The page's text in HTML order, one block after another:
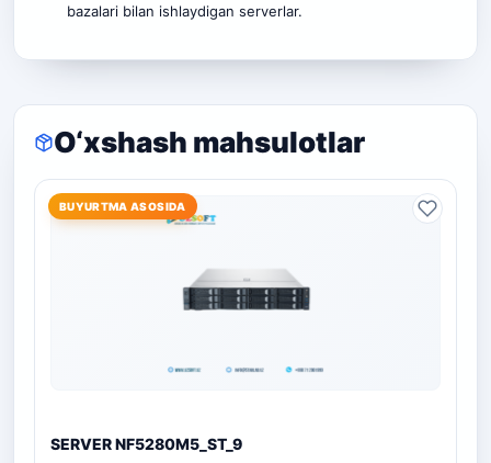
bazalari bilan ishlaydigan serverlar.
O‘xshash mahsulotlar
BUYURTMA ASOSIDA
SERVER NF5280M5_ST_9